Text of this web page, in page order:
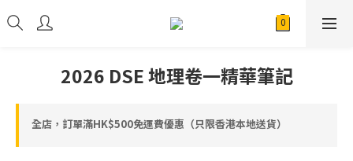
2026 DSE 地理卷一精華筆記
全店，訂單滿HK$500免運費優惠（只限香港本地送貨）